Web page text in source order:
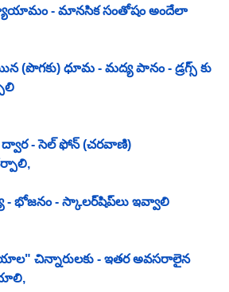
- మానసిక సంతోషం అందేలా
ధూమ - మద్య పానం - డ్రగ్స్ కు
- సెల్ ఫోన్ (చరవాణి)
పేద పిల్లలకు ఉచిత విద్య - భోజనం - స్కాలర్‌షిప్‌లు ఇవ్వాలి
చిన్నారులకు - ఇతర అవసరాలైన